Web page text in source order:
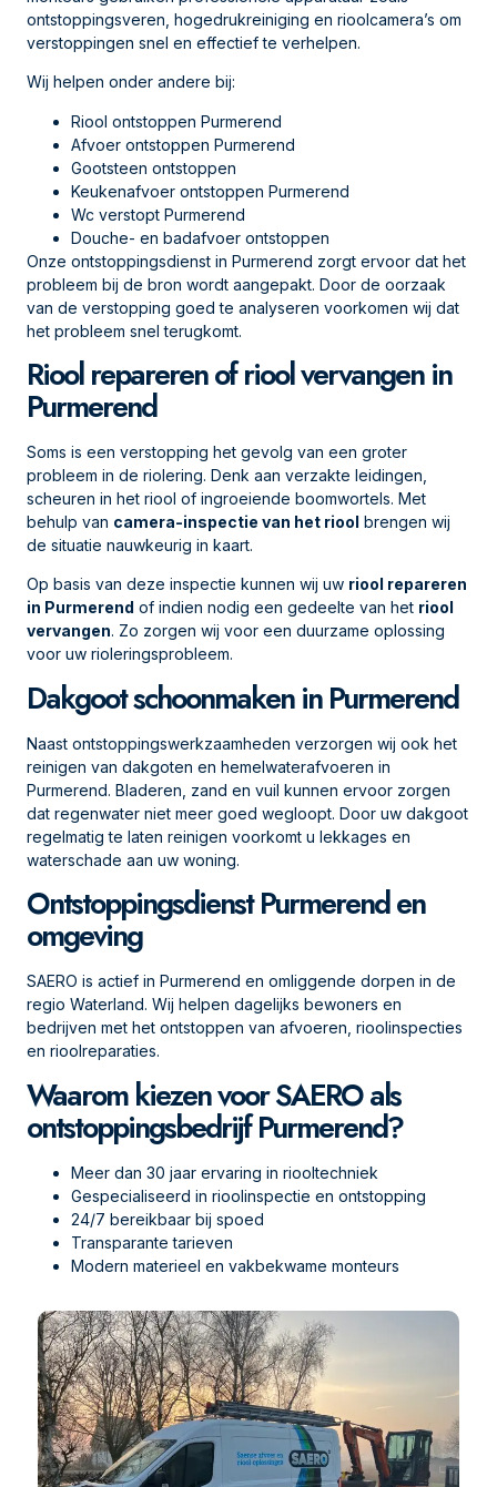
ontstoppingsveren, hogedrukreiniging en rioolcamera’s om
verstoppingen snel en effectief te verhelpen.
Wij helpen onder andere bij:
Riool ontstoppen Purmerend
Afvoer ontstoppen Purmerend
Gootsteen ontstoppen
Keukenafvoer ontstoppen Purmerend
Wc verstopt Purmerend
Douche- en badafvoer ontstoppen
Onze ontstoppingsdienst in Purmerend zorgt ervoor dat het
probleem bij de bron wordt aangepakt. Door de oorzaak
van de verstopping goed te analyseren voorkomen wij dat
het probleem snel terugkomt.
Riool repareren of riool vervangen in
Purmerend
Soms is een verstopping het gevolg van een groter
probleem in de riolering. Denk aan verzakte leidingen,
scheuren in het riool of ingroeiende boomwortels. Met
behulp van camera-inspectie van het riool brengen wij
de situatie nauwkeurig in kaart.
Op basis van deze inspectie kunnen wij uw riool repareren
in Purmerend of indien nodig een gedeelte van het riool
vervangen. Zo zorgen wij voor een duurzame oplossing
voor uw rioleringsprobleem.
Dakgoot schoonmaken in Purmerend
Naast ontstoppingswerkzaamheden verzorgen wij ook het
reinigen van dakgoten en hemelwaterafvoeren in
Purmerend. Bladeren, zand en vuil kunnen ervoor zorgen
dat regenwater niet meer goed wegloopt. Door uw dakgoot
regelmatig te laten reinigen voorkomt u lekkages en
waterschade aan uw woning.
Ontstoppingsdienst Purmerend en
omgeving
SAERO is actief in Purmerend en omliggende dorpen in de
regio Waterland. Wij helpen dagelijks bewoners en
bedrijven met het ontstoppen van afvoeren, rioolinspecties
en rioolreparaties.
Waarom kiezen voor SAERO als
ontstoppingsbedrijf Purmerend?
Meer dan 30 jaar ervaring in riooltechniek
Gespecialiseerd in rioolinspectie en ontstopping
24/7 bereikbaar bij spoed
Transparante tarieven
Modern materieel en vakbekwame monteurs